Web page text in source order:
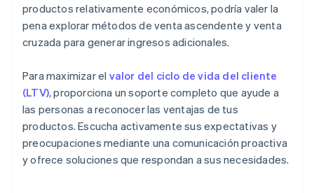
productos relativamente económicos, podría valer la
pena explorar métodos de venta ascendente y venta
cruzada para generar ingresos adicionales.
Para maximizar el valor del ciclo de vida del cliente
(LTV), proporciona un soporte completo que ayude a
las personas a reconocer las ventajas de tus
productos. Escucha activamente sus expectativas y
preocupaciones mediante una comunicación proactiva
y ofrece soluciones que respondan a sus necesidades.